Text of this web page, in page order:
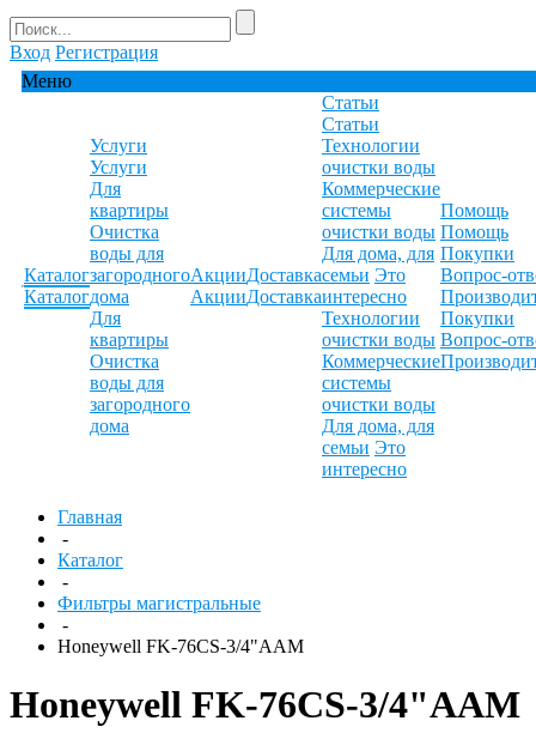
Вход Регистрация
Меню
Каталог
Каталог
Услуги
Услуги
Для
квартиры
Очистка
воды для
загородного
дома
Для
квартиры
Очистка
воды для
загородного
дома
Акции
Акции
Доставка
Доставка
Статьи
Статьи
Технологии
очистки воды
Коммерческие
системы
очистки воды
Для дома, для
семьи Это
интересно
Технологии
очистки воды
Коммерческие
системы
очистки воды
Для дома, для
семьи Это
интересно
Помощь
Помощь
Покупки
Вопрос-
Покупки
Вопрос-
Главная
-
Каталог
-
Фильтры магистральные
-
Honeywell FK-76CS-3/4"AAM
Honeywell FK-76CS-3/4"AAM